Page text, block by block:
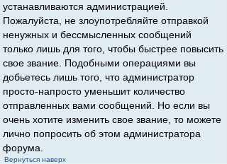
устанавливаются администрацией.
Пожалуйста, не злоупотребляйте отправкой
ненужных и бессмысленных сообщений
только лишь для того, чтобы быстрее повысить
свое звание. Подобными операциями вы
добьетесь лишь того, что администратор
просто-напросто уменьшит количество
отправленных вами сообщений. Но если вы
очень хотите изменить свое звание, то можете
лично попросить об этом администратора
форума.
Вернуться наверх